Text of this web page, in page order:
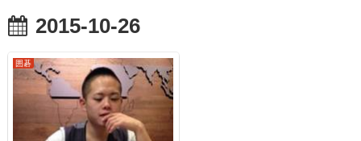
2015-10-26
囲碁